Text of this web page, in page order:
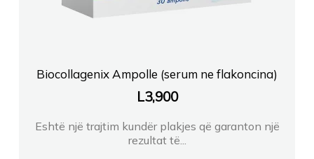
Biocollagenix Ampolle (serum ne flakoncina)
L3,900
Eshtë një trajtim kundër plakjes që garanton një
rezultat të...